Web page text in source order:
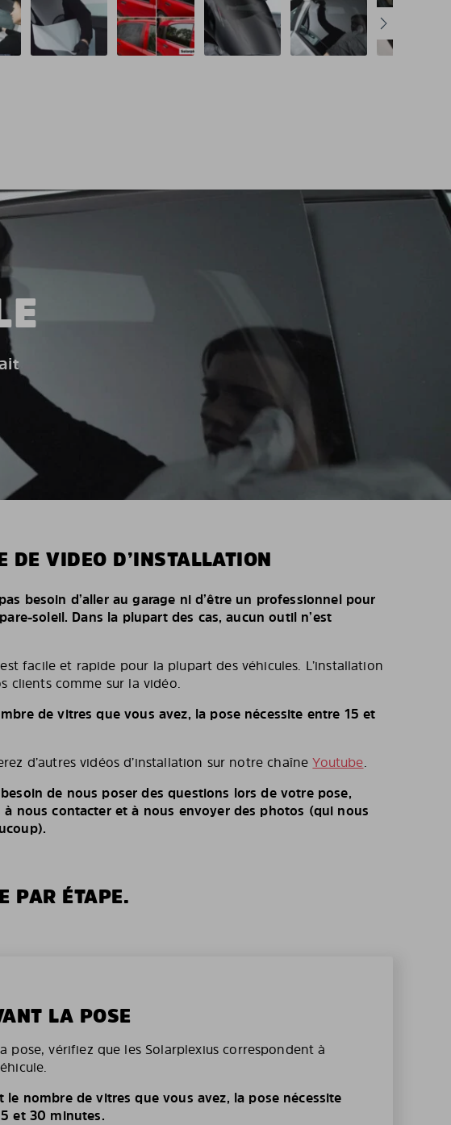
DE VIDEO D’INSTALLATION
besoin d’aller au garage ni d’être un professionnel pour
soleil. Dans la plupart des cas, aucun outil n’est
facile et rapide pour la plupart des véhicules. L’installation
clients comme sur la vidéo.
de vitres que vous avez, la pose nécessite entre 15 et
d’autres vidéos d’installation sur notre chaîneYoutube.
de nous poser des questions lors de votre pose,
à nous contacter et à nous envoyer des photos (qui nous
PAR ÉTAPE.
LA POSE
pose, vérifiez que les Solarplexius correspondent à
le nombre de vitres que vous avez, la pose nécessite
et 30 minutes.